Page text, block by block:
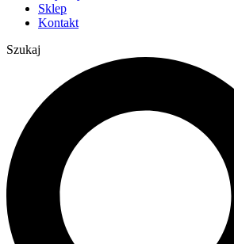
Sklep
Kontakt
Szukaj